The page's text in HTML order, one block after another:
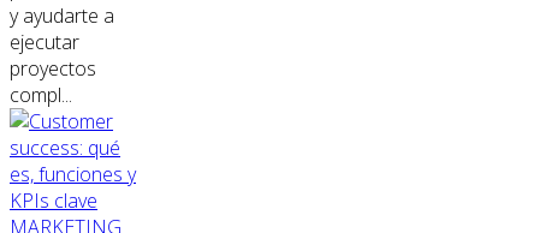
y ayudarte a
ejecutar
proyectos
compl...
MARKETING